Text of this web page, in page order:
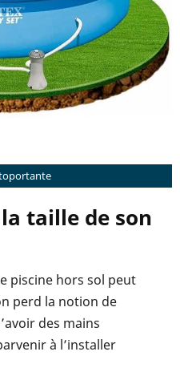
taille de son
piscine hors sol peut
perd la notion de
des mains
à l’installer